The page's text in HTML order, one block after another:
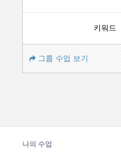
키워드
그룹 수업 보기
나의 수업